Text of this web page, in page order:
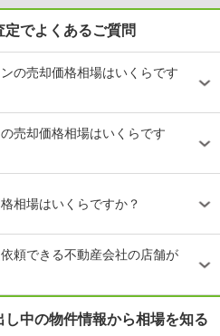
でよくあるご質問
の売却価格相場はいくらです
売却価格相場はいくらです
相場はいくらですか？
頼できる不動産会社の店舗が
中の物件情報から相場を知る